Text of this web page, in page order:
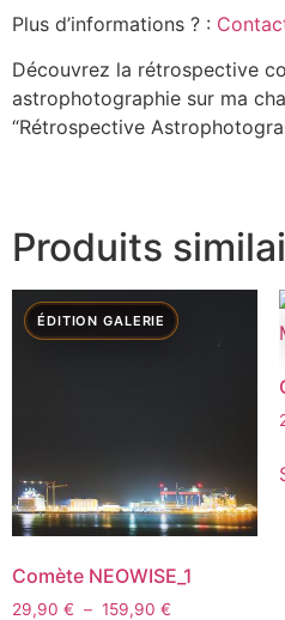
Plus d’informations ? :
Découvrez la rétrospective
astrophotographie sur ma
“Rétrospective
Produits
Comète NEOWISE_1
29,90 € – 159,90 €